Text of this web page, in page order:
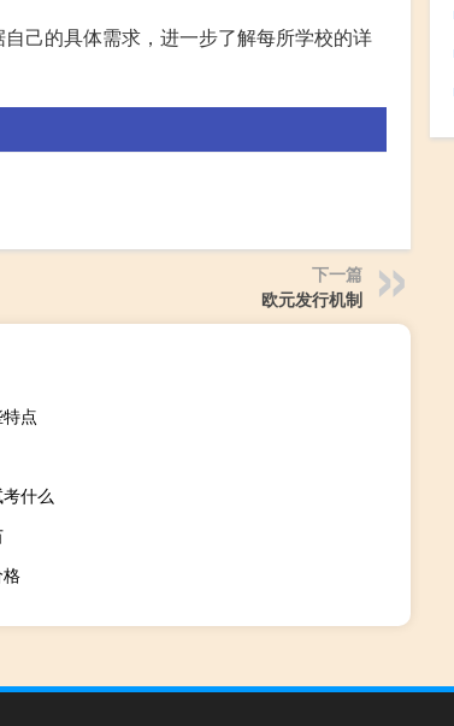
己的具体需求，进一步了解每所学校的详
下一篇
欧元发行机制
点
什么